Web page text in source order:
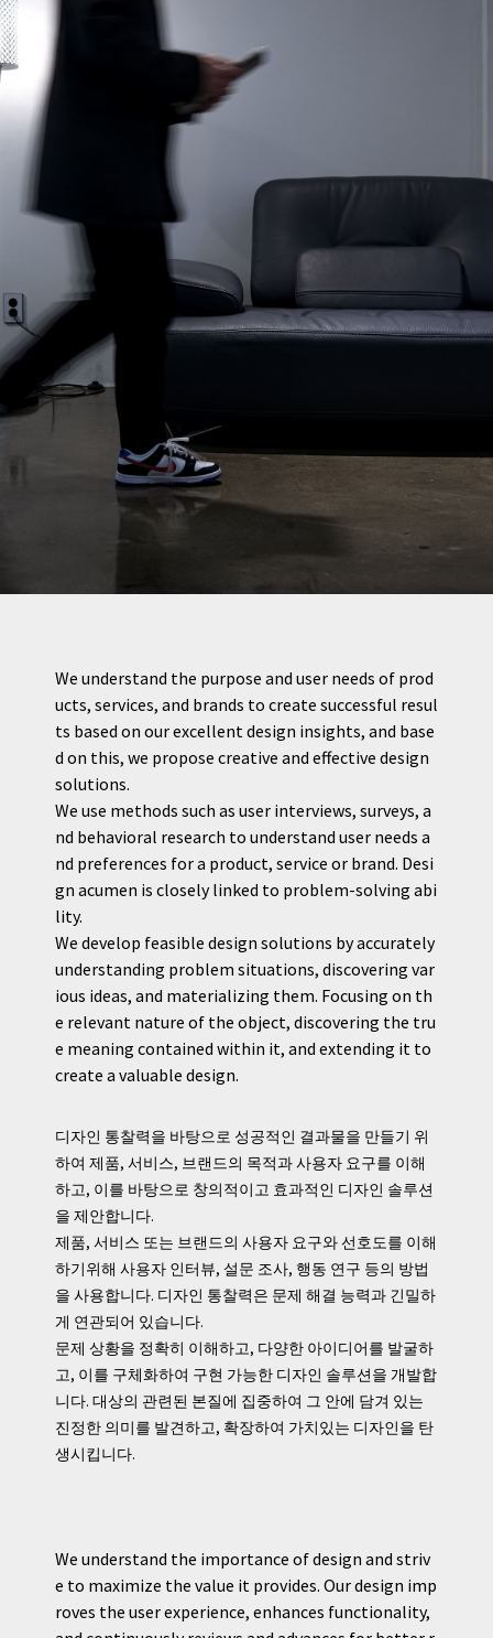
We understand the purpose and user needs of prod
ucts, services, and brands to create successful resul
ts based on our excellent design insights, and base
d on this, we propose creative and effective design
solutions.
We use methods such as user interviews, surveys, a
nd behavioral research to understand user needs a
nd preferences for a product, service or brand. Desi
gn acumen is closely linked to problem-solving abi
lity.
We develop feasible design solutions by accurately
understanding problem situations, discovering var
ious ideas, and materializing them. Focusing on th
e relevant nature of the object, discovering the tru
e meaning contained within it, and extending it to
create a valuable design.
디자인 통찰력을 바탕으로 성공적인 결과물을 만들기 위
하여 제품, 서비스, 브랜드의 목적과 사용자 요구를 이해
하고, 이를 바탕으로 창의적이고 효과적인 디자인 솔루션
을 제안합니다.
제품, 서비스 또는 브랜드의 사용자 요구와 선호도를 이해
하기위해 사용자 인터뷰, 설문 조사, 행동 연구 등의 방법
을 사용합니다. 디자인 통찰력은 문제 해결 능력과 긴밀하
게 연관되어 있습니다.
문제 상황을 정확히 이해하고, 다양한 아이디어를 발굴하
고, 이를 구체화하여 구현 가능한 디자인 솔루션을 개발합
니다. 대상의 관련된 본질에 집중하여 그 안에 담겨 있는
진정한 의미를 발견하고, 확장하여 가치있는 디자인을 탄
생시킵니다.
We understand the importance of design and striv
e to maximize the value it provides. Our design imp
roves the user experience, enhances functionality,